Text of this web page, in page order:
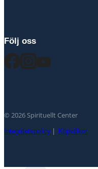
Följ oss
© 2026 Spirituellt Center
Integritetspolicy Köpvillkor